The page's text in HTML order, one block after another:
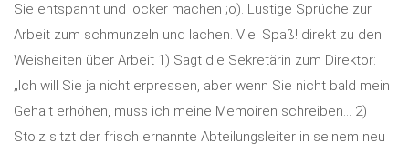
Sie entspannt und locker machen ;o). Lustige Sprüche zur
Arbeit zum schmunzeln und lachen. Viel Spaß! direkt zu den
Weisheiten über Arbeit 1) Sagt die Sekretärin zum Direktor:
„Ich will Sie ja nicht erpressen, aber wenn Sie nicht bald mein
Gehalt erhöhen, muss ich meine Memoiren schreiben… 2)
Stolz sitzt der frisch ernannte Abteilungsleiter in seinem neu